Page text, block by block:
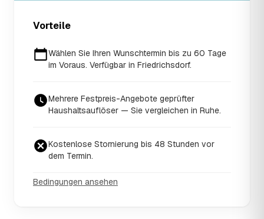
Vorteile
Wählen Sie Ihren Wunschtermin bis zu 60 Tage
im Voraus. Verfügbar in Friedrichsdorf.
Mehrere Festpreis-Angebote geprüfter
Haushaltsauflöser — Sie vergleichen in Ruhe.
Kostenlose Stornierung bis 48 Stunden vor
dem Termin.
Bedingungen ansehen